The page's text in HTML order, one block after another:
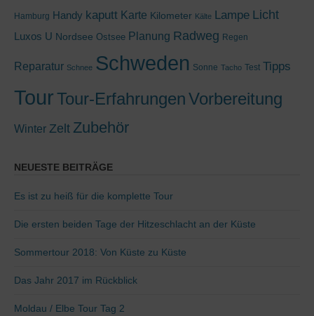
Hamburg Handy kaputt Karte Kilometer Kälte Lampe Licht
Luxos U Nordsee Ostsee Planung Radweg Regen
Reparatur Schnee Schweden Sonne Tacho Test Tipps
TourTour-ErfahrungenVorbereitung
Winter Zelt Zubehör
NEUESTE BEITRÄGE
Es ist zu heiß für die komplette Tour
Die ersten beiden Tage der Hitzeschlacht an der Küste
Sommertour 2018: Von Küste zu Küste
Das Jahr 2017 im Rückblick
Moldau / Elbe Tour Tag 2